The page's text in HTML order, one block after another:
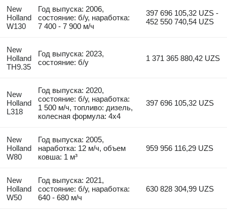
New
Holland
W130
Год выпуска: 2006,
состояние: б/у, наработка:
7 400 - 7 900 м/ч
397 696 105,32 UZS -
452 550 740,54 UZS
New
Holland
TH9.35
Год выпуска: 2023,
состояние: б/у
1 371 365 880,42 UZS
New
Holland
L318
Год выпуска: 2020,
состояние: б/у, наработка:
1 500 м/ч, топливо: дизель,
колесная формула: 4x4
397 696 105,32 UZS
New
Holland
W80
Год выпуска: 2005,
наработка: 12 м/ч, объем
ковша: 1 м³
959 956 116,29 UZS
New
Holland
W50
Год выпуска: 2021,
состояние: б/у, наработка:
640 - 680 м/ч
630 828 304,99 UZS